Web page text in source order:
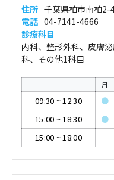
住所 千葉県柏市南柏
電話 04-7141-4666
診療科目
内科、整形外科、皮膚
科、その他1科目
月
09:30 ~12:30 ●
15:00 ~18:30 ●
15:00 ~18:00